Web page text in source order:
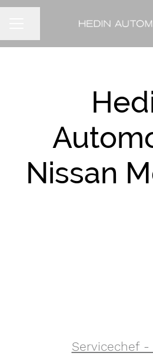
Nissan
Servicechef -